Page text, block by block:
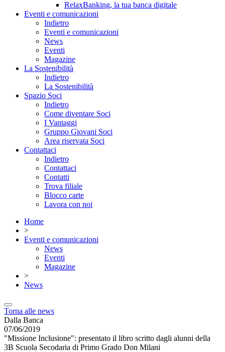
RelaxBanking, la tua banca digitale
Eventi e comunicazioni
Indietro
Eventi e comunicazioni
News
Eventi
Magazine
La Sostenibilità
Indietro
La Sostenibilità
Spazio Soci
Indietro
Come diventare Soci
I Vantaggi
Gruppo Giovani Soci
Area riservata Soci
Contattaci
Indietro
Contattaci
Contatti
Trova filiale
Blocco carte
Lavora con noi
Home
>
Eventi e comunicazioni
News
Eventi
Magazine
>
News
Torna alle news
Dalla Banca
07/06/2019
"Missione Inclusione": presentato il libro scritto dagli alunni della
3B Scuola Secodaria di Primo Grado Don Milani